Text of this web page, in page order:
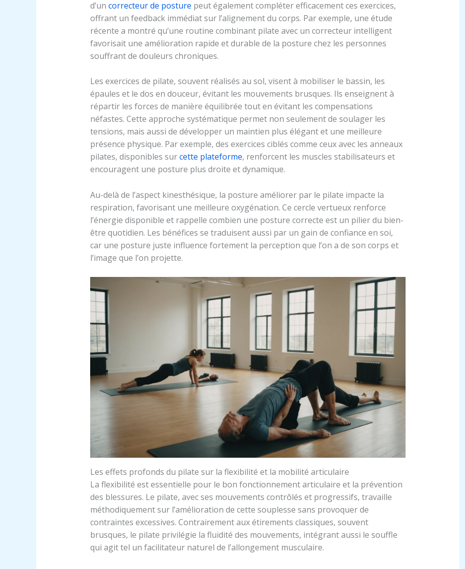
d’un correcteur de posture peut également compléter efficacement ces exercices,
offrant un feedback immédiat sur l’alignement du corps. Par exemple, une étude
récente a montré qu’une routine combinant pilate avec un correcteur intelligent
favorisait une amélioration rapide et durable de la posture chez les personnes
souffrant de douleurs chroniques.
Les exercices de pilate, souvent réalisés au sol, visent à mobiliser le bassin, les
épaules et le dos en douceur, évitant les mouvements brusques. Ils enseignent à
répartir les forces de manière équilibrée tout en évitant les compensations
néfastes. Cette approche systématique permet non seulement de soulager les
tensions, mais aussi de développer un maintien plus élégant et une meilleure
présence physique. Par exemple, des exercices ciblés comme ceux avec les anneaux
pilates, disponibles surcette plateforme, renforcent les muscles stabilisateurs et
encouragent une posture plus droite et dynamique.
Au-delà de l’aspect kinesthésique, la posture améliorer par le pilate impacte la
respiration, favorisant une meilleure oxygénation. Ce cercle vertueux renforce
l’énergie disponible et rappelle combien une posture correcte est un pilier du bien-
être quotidien. Les bénéfices se traduisent aussi par un gain de confiance en soi,
car une posture juste influence fortement la perception que l’on a de son corps et
l’image que l’on projette.
Les effets profonds du pilate sur la flexibilité et la mobilité articulaire
La flexibilité est essentielle pour le bon fonctionnement articulaire et la prévention
des blessures. Le pilate, avec ses mouvements contrôlés et progressifs, travaille
méthodiquement sur l’amélioration de cette souplesse sans provoquer de
contraintes excessives. Contrairement aux étirements classiques, souvent
brusques, le pilate privilégie la fluidité des mouvements, intégrant aussi le souffle
qui agit tel un facilitateur naturel de l’allongement musculaire.